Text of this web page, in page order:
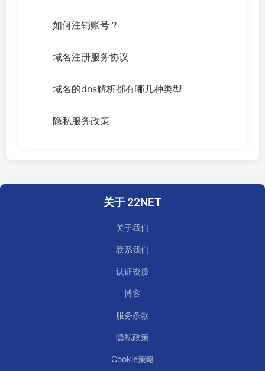
如何注销账号？
域名注册服务协议
域名的dns解析都有哪几种类型
隐私服务政策
关于 22NET
关于我们
联系我们
认证资质
博客
服务条款
隐私政策
Cookie策略